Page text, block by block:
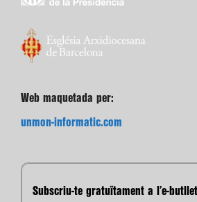
Web maquetada per:
unmon-informatic.com
Subscriu-te gratuïtament a l’e-